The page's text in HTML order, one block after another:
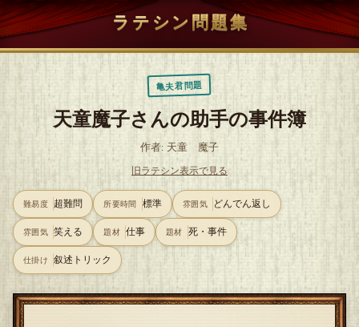
ラテシン問題集
亀夫君問題
天童魔子さんの助手の事件簿
作者: 天童 魔子
旧ラテシン表示で見る
難易度 超難問 所要時間 標準 雰囲気 どんでん返し
雰囲気 笑える 題材 仕事 題材 死・事件
仕掛け 叙述トリック